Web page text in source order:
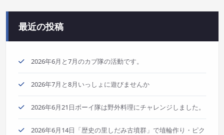
最近の投稿
2026年6月と7月のカブ隊の活動です。
2026年7月と8月いっしょに遊びませんか
2026年6月21日ボーイ隊は野外料理にチャレンジしました。
2026年6月14日「歴史の里しだみ古墳群」で埴輪作り・ピク